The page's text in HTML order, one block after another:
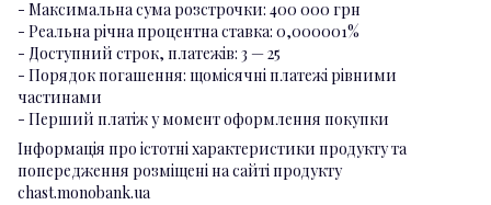
- Максимальна сума розстрочки: 400 000 грн
- Реальна річна процентна ставка: 0,000001%
- Доступний строк, платежів: 3 — 25
- Порядок погашення: щомісячні платежі рівними
частинами
- Перший платіж у момент оформлення покупки
Інформація про істотні характеристики продукту та
попередження розміщені на сайті продукту
chast.monobank.ua